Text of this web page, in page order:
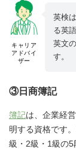
キャリア
アドバイ
ザー
英検
る英
英文
す。
③日商簿記
簿記は、企業経
明する資格です
級・2級・1級の5